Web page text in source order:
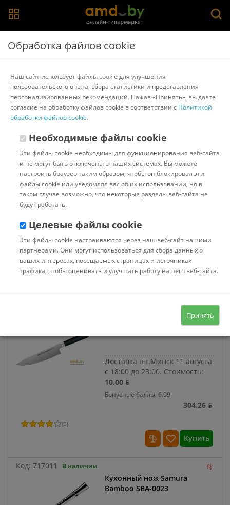
Главная > Каталог товаров
Кухонные ножи, ножницы,
овощечистки, точилки
Кухонные ножи Samura
Сортировать: Популярные
Код: 530963 В наличии
Кухонный нож Samura
Harakiri SHR-0095W
Доставка в г.Минск 11 августа
10.00 ƃ
108.17 ƃ
(1)
Купить
Кухонный нож Samura Mo-V
Доставка в г.Минск 11 августа
с 18:00 до 23:00. Стоимость:
10.00 ƃ
Бонусные баллы: 6.09
304.26 ƃ
(3)
Купить
Код: 717011 В наличии
Кухонный нож Samura
Bamboo SBA-0023
Обработка файлов cookie
Наш сайт использует файлы cookie для улучшения
пользовательского опыта, сбора статистики и представления
персонализированных рекомендаций. Нажав «Принять», вы даете
согласие на обработку файлов cookie в соответствии с Политикой
обработки файлов cookie.
Необходимые файлы cookie
Эти файлы cookie необходимы для функционирования веб-сайта
и не могут быть отключены в наших системах. Вы можете
настроить браузер таким образом, чтобы он блокировал эти
файлы cookie или уведомлял вас об их использовании, но в
таком случае возможно, что некоторые разделы веб-сайта не
будут работать.
Целевые файлы cookie
Эти файлы cookie настраиваются через наш веб-сайт нашими
партнерами. Они могут использоваться для сбора данных о
ваших интересах, посещаемых страницах и источниках
трафика, чтобы оценивать и улучшать работу нашего веб-сайта.
Принять